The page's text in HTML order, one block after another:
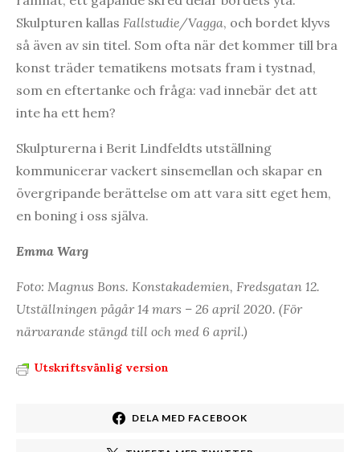
Skulpturen kallas Fallstudie/Vagga, och bordet klyvs
så även av sin titel. Som ofta när det kommer till bra
konst träder tematikens motsats fram i tystnad,
som en eftertanke och fråga: vad innebär det att
inte ha ett hem?
Skulpturerna i Berit Lindfeldts utställning
kommunicerar vackert sinsemellan och skapar en
övergripande berättelse om att vara sitt eget hem,
en boning i oss själva.
Emma Warg
Foto: Magnus Bons. Konstakademien, Fredsgatan 12.
Utställningen pågår 14 mars – 26 april 2020. (För
närvarande stängd till och med 6 april.)
Utskriftsvänlig version
DELA MED FACEBOOK